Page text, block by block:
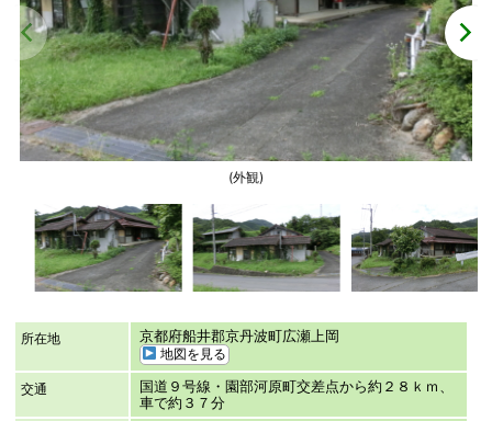
(外観)
所在地 京都府船井郡京丹波町広瀬上岡
地図を見る
交通
国道９号線・園部河原町交差点から約２８ｋｍ、
車で約３７分